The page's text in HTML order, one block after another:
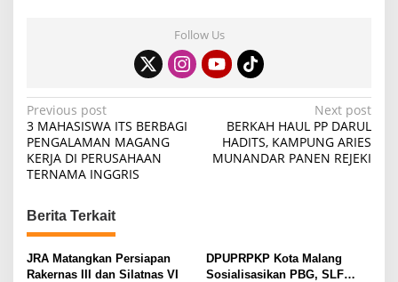
Follow Us
P
o
s
n
a
v
Previous post
3 MAHASISWA ITS BERBAGI
PENGALAMAN MAGANG
KERJA DI PERUSAHAAN
TERNAMA INGGRIS
Next post
BERKAH HAUL PP DARUL
HADITS, KAMPUNG ARIES
MUNANDAR PANEN REJEKI
Berita Terkait
JRA Matangkan Persiapan
Rakernas III dan Silatnas VI
DPUPRPKP Kota Malang
Sosialisasikan PBG, SLF